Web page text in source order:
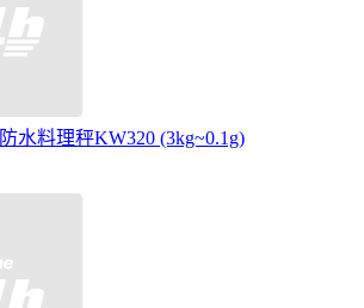
水料理秤KW320 (3kg~0.1g)